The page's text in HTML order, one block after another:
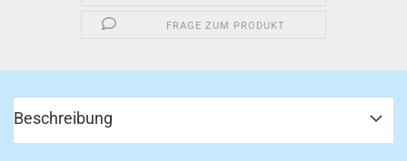
FRAGE ZUM PRODUKT
Beschreibung